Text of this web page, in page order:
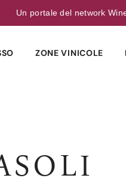
Un portale del network
ZONE VINICOLE